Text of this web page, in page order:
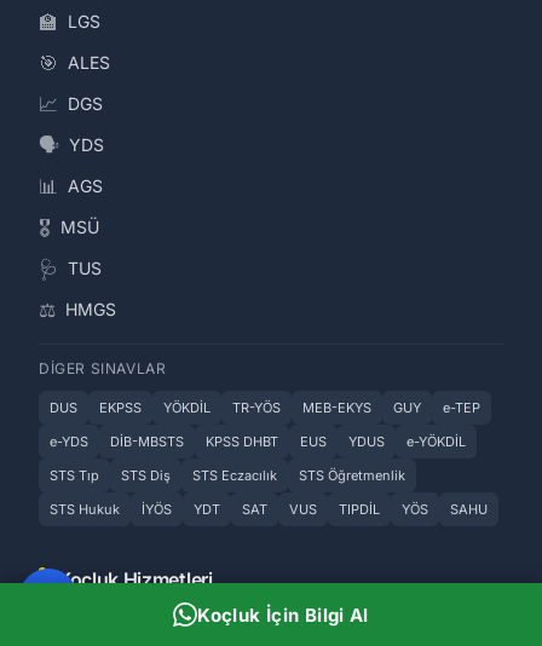
🏫 LGS
🎯 ALES
📈 DGS
🗣️ YDS
📊 AGS
🎖️ MSÜ
🩺 TUS
⚖️ HMGS
DIGER SINAVLAR
DUS EKPSS YÖKDİL TR-YÖS MEB-EKYS GUY
e-TEP
e-YDS
DİB-MBSTS KPSS DHBT EUS YDUS
e-YÖKDİL
STS Tıp
STS Diş STS Eczacılık
STS Öğretmenlik
STS Hukuk
İYÖS YDT SAT VUS TIPDİL YÖS SAHU
Koçluk Hizmetleri
Koçluk İçin Bilgi Al